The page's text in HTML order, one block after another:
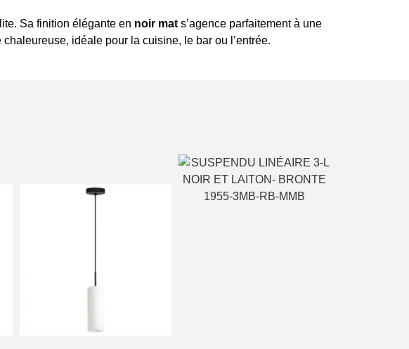
Sa finition élégante en noir mat s’agence parfaitement à une
idéale pour la cuisine, le bar ou l’entrée.